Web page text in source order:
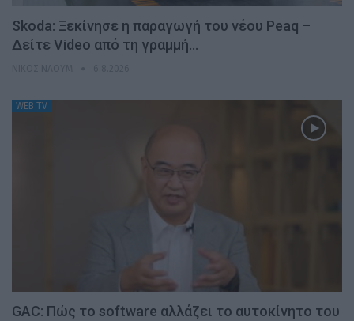
Skoda: Ξεκίνησε η παραγωγή του νέου Peaq –
Δείτε Video από τη γραμμή…
WEB TV
GAC: Πώς το software αλλάζει το αυτοκίνητο του